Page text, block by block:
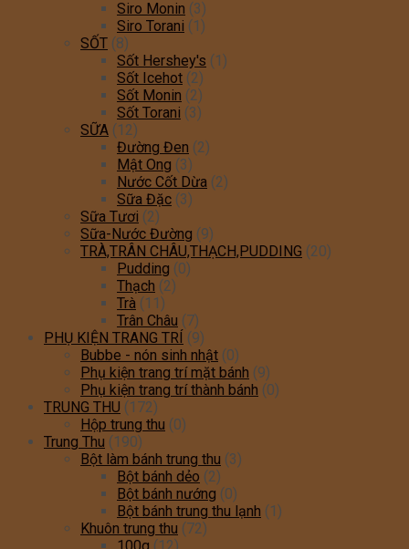
Siro Monin (3)
Siro Torani (1)
SỐT (8)
Sốt Hershey's (1)
Sốt Icehot (2)
Sốt Monin (2)
Sốt Torani (3)
SỮA (12)
Đường Đen (2)
Mật Ong (3)
Nước Cốt Dừa (2)
Sữa Đặc (3)
Sữa Tươi (2)
Sữa-Nước Đường (9)
TRÀ,TRÂN CHÂU,THẠCH,PUDDING (20)
Pudding (0)
Thạch (2)
Trà (11)
Trân Châu (7)
PHỤ KIỆN TRANG TRÍ (9)
Bubbe - nón sinh nhật (0)
Phụ kiện trang trí mặt bánh (9)
Phụ kiện trang trí thành bánh (0)
TRUNG THU (172)
Hộp trung thu (0)
Trung Thu (190)
Bột làm bánh trung thu (3)
Bột bánh dẻo (2)
Bột bánh nướng (0)
Bột bánh trung thu lạnh (1)
Khuôn trung thu (72)